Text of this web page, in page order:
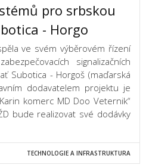
pro srbskou
- Horgo
ve svém výběrovém řízení
signalizačních
Subotica - Horgoš (maďarská
dodavatelem projektu je
komerc MD Doo Veternik“
bude realizovat své dodávky
TECHNOLOGIE A INFRASTRUKTURA